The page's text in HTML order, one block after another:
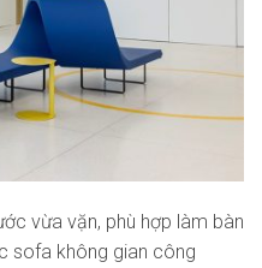
vừa vặn, phù hợp làm bàn
sofa không gian công